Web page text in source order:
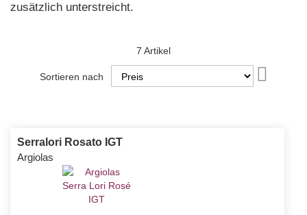
zusätzlich unterstreicht.
7 Artikel
Sortieren nach
Serralori Rosato IGT
Argiolas